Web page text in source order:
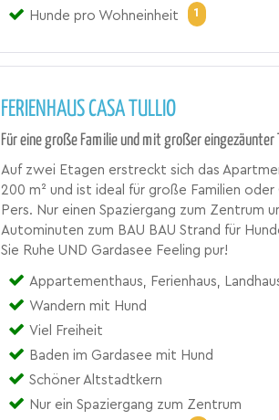
Hunde pro Wohneinheit
1
FERIENHAUS CASA TULLIO
Für eine große Familie und mit großer eingezäunter
Auf zwei Etagen erstreckt sich das
200 m² und ist ideal für große Familien oder
Pers. Nur einen Spaziergang zum Zentrum
Autominuten zum BAU BAU Strand für
Sie Ruhe UND Gardasee Feeling pur!
Appartementhaus, Ferienhaus,
Wandern mit Hund
Viel Freiheit
Baden im Gardasee mit Hund
Schöner Altstadtkern
Nur ein Spaziergang zum Zentrum